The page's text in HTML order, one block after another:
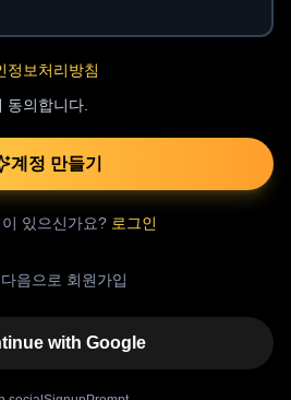
정보처리방침
동의합니다.
계정 만들기
있으신가요? 로그인
음으로 회원가입
with Google